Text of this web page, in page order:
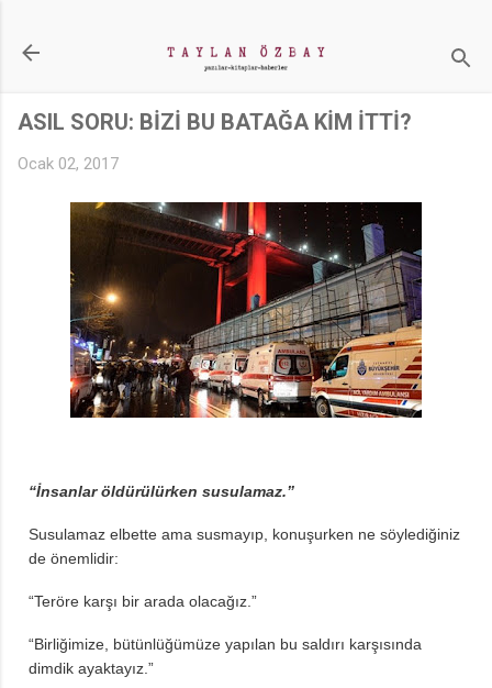
ASIL SORU: BİZİ BU BATAĞA KİM İTTİ?
Ocak 02, 2017
“İnsanlar öldürülürken susulamaz.”
Susulamaz elbette ama susmayıp, konuşurken ne söylediğiniz
de önemlidir:
“Teröre karşı bir arada olacağız.”
“Birliğimize, bütünlüğümüze yapılan bu saldırı karşısında
dimdik ayaktayız.”